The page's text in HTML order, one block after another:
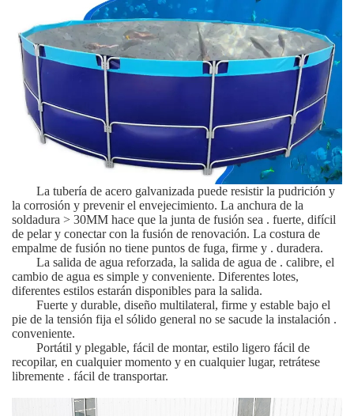
La tubería de acero galvanizada puede resistir la pudrición y
la corrosión y prevenir el envejecimiento. La anchura de la
soldadura > 30MM hace que la junta de fusión sea . fuerte, difícil
de pelar y conectar con la fusión de renovación. La costura de
empalme de fusión no tiene puntos de fuga, firme y . duradera.
La salida de agua reforzada, la salida de agua de . calibre, el
cambio de agua es simple y conveniente. Diferentes lotes,
diferentes estilos estarán disponibles para la salida.
Fuerte y durable, diseño multilateral, firme y estable bajo el
pie de la tensión fija el sólido general no se sacude la instalación .
conveniente.
Portátil y plegable, fácil de montar, estilo ligero fácil de
recopilar, en cualquier momento y en cualquier lugar, retrátese
libremente . fácil de transportar.